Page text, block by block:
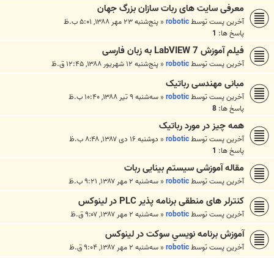
معرفی سایت های ربات سازان بزرگ جهان
آخرین پست توسطrobotic
« پنج‌شنبه ۲۳ مهر ۱۳۸۸, ۵:۰۱ ب.ظ
پاسخ ها: 1
فیلم آموزش LabVIEW 7 به زبان فارسی
آخرین پست توسطrobotic
« پنج‌شنبه ۱۲ شهریور ۱۳۸۸, ۱۲:۴۵ ق.ظ
مبانی مهندسی رباتیک
آخرین پست توسطrobotic
« سه‌شنبه ۹ تیر ۱۳۸۸, ۱۰:۴۰ ب.ظ
پاسخ ها: 8
همه چیز در مورد رباتیک
آخرین پست توسطrobotic
« دوشنبه ۱۶ دی ۱۳۸۷, ۸:۴۸ ب.ظ
پاسخ ها: 1
مقاله آموزشی سیستم بینایی ربات
آخرین پست توسطrobotic
« سه‌شنبه ۲ مهر ۱۳۸۷, ۹:۲۱ ب.ظ
کنترلر های منطقی برنامه پذیر PLC در لینوکس
آخرین پست توسطrobotic
« سه‌شنبه ۲ مهر ۱۳۸۷, ۹:۰۷ ق.ظ
آموزش برنامه نويسي سوكت در لينوكس
آخرین پست توسطrobotic
« سه‌شنبه ۲ مهر ۱۳۸۷, ۹:۰۴ ق.ظ